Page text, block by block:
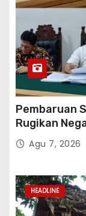
Pembaruan
Rugikan
Gugat Di
Agu 7, 2026
HEADLINE